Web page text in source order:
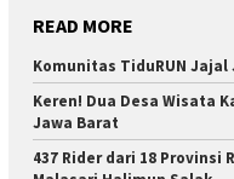
READ MORE
Komunitas TiduRUN
Keren! Dua Desa Wisata
Jawa Barat
437 Rider dari 18 Provinsi